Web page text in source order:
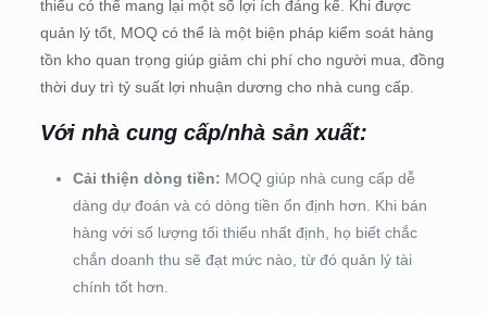
thiểu có thể mang lại một số lợi ích đáng kể. Khi được
quản lý tốt, MOQ có thể là một biện pháp kiểm soát hàng
tồn kho quan trọng giúp giảm chi phí cho người mua, đồng
thời duy trì tỷ suất lợi nhuận dương cho nhà cung cấp.
Với nhà cung cấp/nhà sản xuất:
Cải thiện dòng tiền: MOQ giúp nhà cung cấp dễ
dàng dự đoán và có dòng tiền ổn định hơn. Khi bán
hàng với số lượng tối thiểu nhất định, họ biết chắc
chắn doanh thu sẽ đạt mức nào, từ đó quản lý tài
chính tốt hơn.